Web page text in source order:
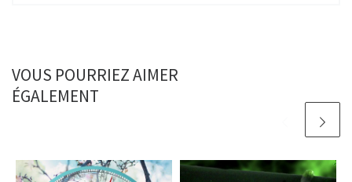
VOUS POURRIEZ AIMER
ÉGALEMENT